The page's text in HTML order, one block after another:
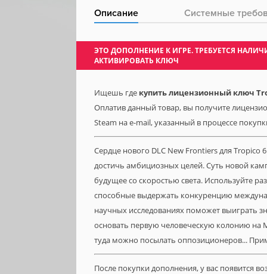
Описание Системные
ЭТО ДОПОЛНЕНИЕ К ИГРЕ. ТРЕБУЕТСЯ
АКТИВИРОВАТЬ КЛЮЧ
Ищешь где купить лицензионный ключ
Оплатив данный товар, вы получите
Steam на e-mail, указанный в процессе
Сердце нового DLC New Frontiers для Tropico
достичь амбициозных целей. Суть новой
будущее со скоростью света. Используйте
способные выдержать конкуренцию
научных исследованиях поможет выиграть
основать первую человеческую колонию на
туда можно посылать оппозиционеров...
После покупки дополнения, у вас появится